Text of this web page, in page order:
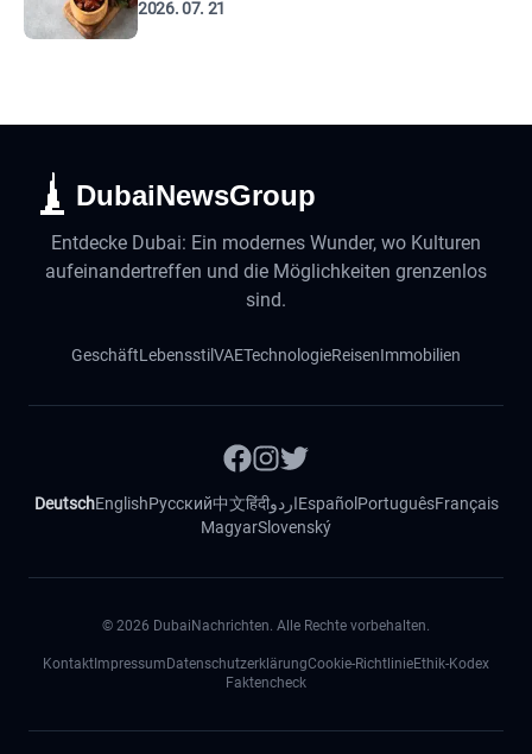
2026. 07. 21
DubaiNewsGroup
Entdecke Dubai: Ein modernes Wunder, wo Kulturen
aufeinandertreffen und die Möglichkeiten grenzenlos
sind.
GeschäftLebensstilVAETechnologieReisenImmobilien
DeutschEnglishРусский中文हिंदीاردوEspañol PortuguêsFrançais
MagyarSlovenský
© 2026 DubaiNachrichten. Alle Rechte vorbehalten.
Kontakt Impressum DatenschutzerklärungCookie-RichtlinieEthik-Kodex
Faktencheck